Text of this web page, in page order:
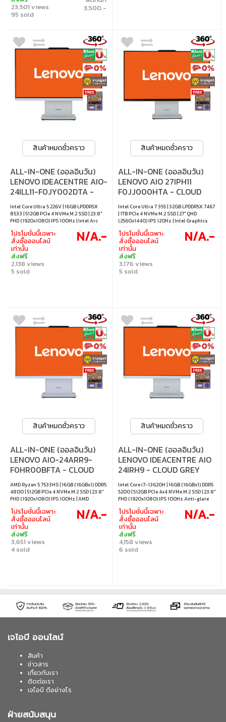
23,501 views
95 sold
3,500.-
สินค้าหมดชั่วคราว
ALL-IN-ONE (ออลอินวัน)
LENOVO IDEACENTRE AIO-
24ILL11-F0JY002DTA -
CLOUD GREY
Intel Core Ultra 5 226V | 16GB LPDDR5X
8533 | 512GB PCIe 4 NVMe M.2 SSD | 23.8"
FHD (1920x1080) IPS 100Hz | Intel Arc
130V Graphics (Integrated) | Windows 11
Home / Microsoft 365 Basic / Office Home
2024
โปรโมชั่นนี้เฉพาะ
สั่งซื้อออนไลน์
เท่านั้น
ส่งฟรี
2,138 views
5 sold
N/A.-
สินค้าหมดชั่วคราว
ALL-IN-ONE (ออลอินวัน)
LENOVO AIO 27IPH11
F0JJ000HTA - CLOUD
GREY
Intel Core Ultra 7 355 | 32GB LPDDR5X 7467
| 1TB PCIe 4 NVMe M.2 SSD | 27" QHD
(2560x1440) IPS 120Hz | Intel Graphics
(Integrated) | Windows 11 Home / Office
Home 2024 / Microsoft 365 Basic
โปรโมชั่นนี้เฉพาะ
สั่งซื้อออนไลน์
เท่านั้น
ส่งฟรี
3,176 views
5 sold
N/A.-
สินค้าหมดชั่วคราว
ALL-IN-ONE (ออลอินวัน)
LENOVO AIO-24ARR9-
F0HR00BFTA - CLOUD
GREY
AMD Ryzen 5 7533HS | 16GB (16GBx1) DDR5
4800 | 512GB PCIe 4 NVMe M.2 SSD | 23.8"
FHD (1920x1080) IPS 100Hz | AMD
Radeon 660M Graphics (Integrated) |
Windows 11 Home / Office Home 2024 /
Microsoft 365 Basic
โปรโมชั่นนี้เฉพาะ
สั่งซื้อออนไลน์
เท่านั้น
ส่งฟรี
3,651 views
4 sold
N/A.-
สินค้าหมดชั่วคราว
ALL-IN-ONE (ออลอินวัน)
LENOVO IDEACENTRE AIO
24IRH9 - CLOUD GREY
Intel Core i7-13620H | 16GB (16GBx1) DDR5
5200 | 512GB PCIe 4x4 NVMe M.2 SSD | 23.8"
FHD (1920x1080) IPS 100Hz Anti-glare
250 nits 99% sRGB | Intel UHD Graphics
(Integrated) | Windows 11 Home / Office
Home 2024 / Microsoft 365 Basic
โปรโมชั่นนี้เฉพาะ
สั่งซื้อออนไลน์
เท่านั้น
ส่งฟรี
4,158 views
6 sold
N/A.-
เจไอบี ออนไลน์
สินค้า
ข่าวสาร
เกี่ยวกับเรา
ติดต่อเรา
เจไอบี ดีอย่างไร
ฝ่ายสนับสนุน